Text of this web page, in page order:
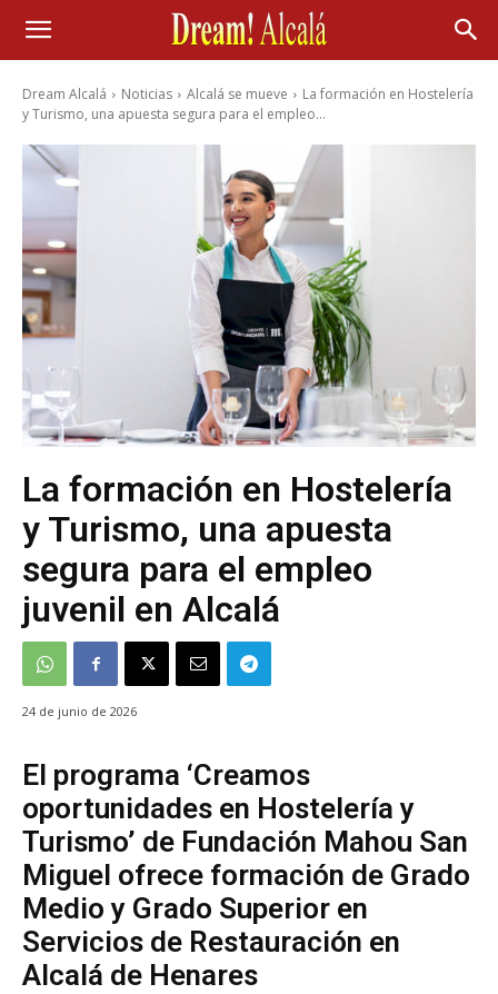
Dream Alcalá Noticias Alcalá se mueve
La formación en Hostelería
y Turismo, una apuesta segura para el empleo...
La formación en Hostelería
y Turismo, una apuesta
segura para el empleo
juvenil en Alcalá
24 de junio de 2026
El programa ‘Creamos
oportunidades en Hostelería y
Turismo’ de Fundación Mahou San
Miguel ofrece formación de Grado
Medio y Grado Superior en
Servicios de Restauración en
Alcalá de Henares